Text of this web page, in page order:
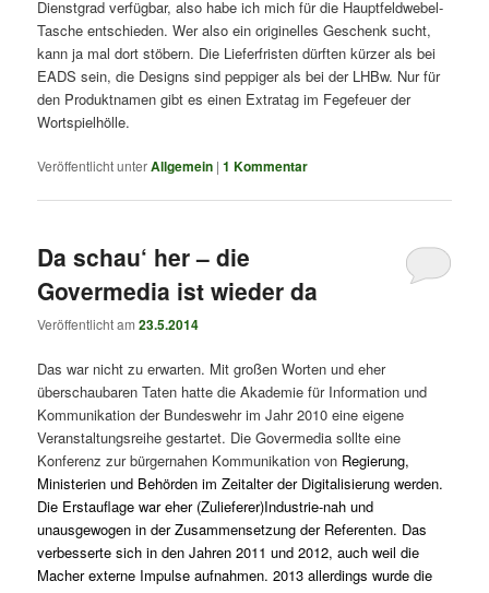
Dienstgrad verfügbar, also habe ich mich für die Hauptfeldwebel-
Tasche entschieden. Wer also ein originelles Geschenk sucht,
kann ja mal dort stöbern. Die Lieferfristen dürften kürzer als bei
EADS sein, die Designs sind peppiger als bei der LHBw. Nur für
den Produktnamen gibt es einen Extratag im Fegefeuer der
Wortspielhölle.
Veröffentlicht unterAllgemein |1 Kommentar
Da schau‘ her – die
Govermedia ist wieder da
Veröffentlicht am23.5.2014
Das war nicht zu erwarten. Mit großen Worten und eher
überschaubaren Taten hatte die Akademie für Information und
Kommunikation der Bundeswehr im Jahr 2010 eine eigene
Veranstaltungsreihe gestartet. Die Govermedia sollte eine
Konferenz zur bürgernahen Kommunikation von Regierung,
Ministerien und Behörden im Zeitalter der Digitalisierung werden.
Die Erstauflage war eher (Zulieferer)Industrie-nah und
unausgewogen in der Zusammensetzung der Referenten. Das
verbesserte sich in den Jahren 2011 und 2012, auch weil die
Macher externe Impulse aufnahmen. 2013 allerdings wurde die